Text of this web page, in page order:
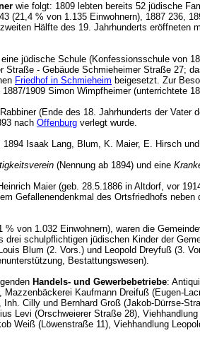
wie folgt: 1809 lebten bereits 52 jüdische
(21,4 % von 1.135 Einwohnern), 1887 236,
Hälfte des 19. Jahrhunderts eröffneten
jüdische Schule (Konfessionsschule von
- Gebäude Schmieheimer Straße 27;
Friedhof in Schmieheim beigesetzt. Zur
1909 Simon Wimpfheimer (unterrichtete
(Ende des 18. Jahrhunderts der
nach Offenburg verlegt wurde.
Isaak Lang, Blum, K. Maier, E. Hirsch
(Nennung ab 1894) und eine
Maier (geb. 28.5.1886 in Altdorf, vor
Gefallenendenkmal des Ortsfriedhofs
von 1.032 Einwohnern), waren die
schulpflichtigen jüdischen Kinder der
Blum (2. Vors.) und Leopold Dreyfuß (3.
Bestattungswesen).
Handels- und Gewerbebetriebe:
Kaufmann Dreifuß (Eugen-
Cilly und Bernhard Groß (Jakob-Dürrse-
Levi (Orschweierer Straße 28),
Weiß (Löwenstraße 11), Viehhandlung